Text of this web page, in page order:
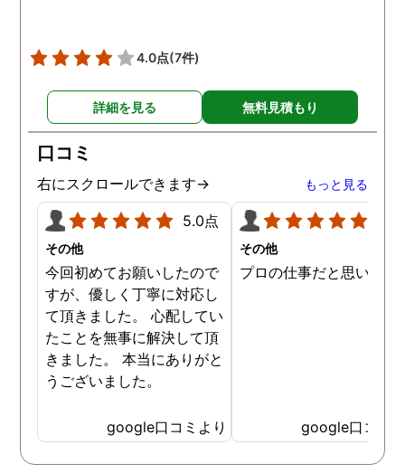
す。 探偵社で悩まされてい
る方は、こちらをお勧めい
たします。
た。 一般的な探偵を雇
かかる費用の相場を他で
いたよりも随分と価格も
拠の映像もとても鮮明で
っかり証拠を獲得するこ
ができ、とてもありがた
ったです。 その後のフ
ーも含めですが、相談さ
ていただくと親身に相談
ってくれるところや、で
いつも親身に相談に乗っ
4.0点(7件)
詳細を見る 無料見積もり
口コミ
右にスクロールできます→ もっと見る
5.0点
その他
今回初めてお願いしたので
すが、優しく丁寧に対応し
て頂きました。 心配してい
たことを無事に解決して頂
きました。 本当にありがと
うございました。
google口コミより
その他
プロの仕事だと思います
google口コミ